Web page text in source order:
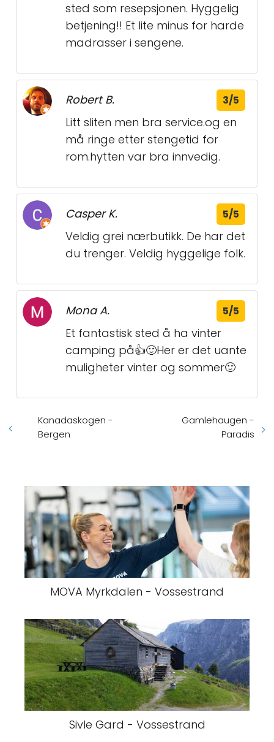
sted som resepsjonen. Hyggelig
betjening!! Et lite minus for harde
madrasser i sengene.
Robert B. 3/5
Litt sliten men bra service.og en
må ringe etter stengetid for
rom.hytten var bra innvedig.
Casper K. 5/5
Veldig grei nærbutikk. De har det
du trenger. Veldig hyggelige folk.
Mona A. 5/5
Et fantastisk sted å ha vinter
camping på👍🙂Her er det uante
muligheter vinter og sommer🙂
Kanadaskogen -
Bergen
Gamlehaugen -
Paradis
MOVA Myrkdalen - Vossestrand
Sivle Gard - Vossestrand